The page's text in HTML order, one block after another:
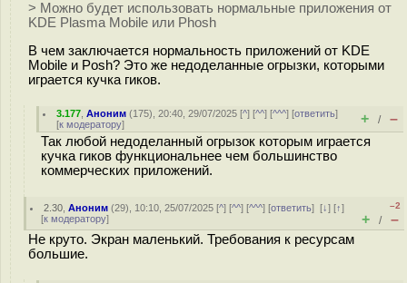
> Можно будет использовать нормальные приложения от
KDE Plasma Mobile или Phosh
В чем заключается нормальность приложений от KDE
Mobile и Posh? Это же недоделанные огрызки, которыми
играется кучка гиков.
3.177 ,Аноним (175), 20:40, 29/07/2025 [^] [^^] [^^^] [ответить]
[к модератору] + / –
Так любой недоделанный огрызок которым играется
кучка гиков функциональнее чем большинство
коммерческих приложений.
2.30 ,Аноним (29), 10:10, 25/07/2025 [^] [^^] [^^^] [ответить][↓] [↑]
[к модератору]
–2
+ / –
Не круто. Экран маленький. Требования к ресурсам
большие.